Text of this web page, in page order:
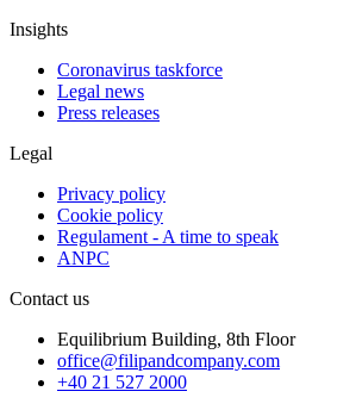
Insights
Coronavirus taskforce
Legal news
Press releases
Legal
Privacy policy
Cookie policy
Regulament - A time to speak
ANPC
Contact us
Equilibrium Building, 8th Floor
office@filipandcompany.com
+40 21 527 2000